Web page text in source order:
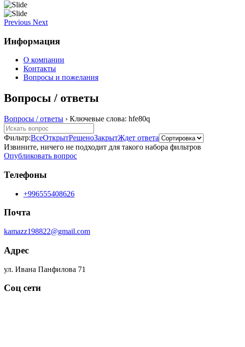
Previous Next
Информация
О компании
Контакты
Вопросы и пожелания
Вопросы / ответы
Вопросы / ответы › Ключевые слова: hfe80q
Фильтр:ВсеОткрытРешеноЗакрытЖдет ответа
Извините, ничего не подходит для такого набора фильтров
Опубликовать вопрос
Телефоны
+996555408626
Почта
kamazz198822@gmail.com
Адрес
ул. Ивана Панфилова 71
Соц сети